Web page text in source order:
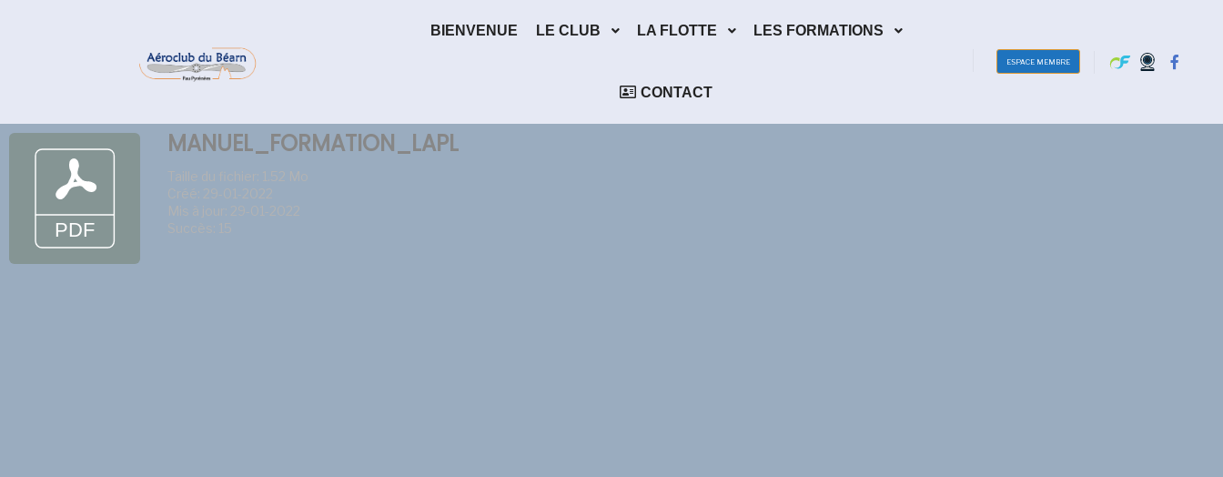
BIENVENUE LE CLUB LA FLOTTE LES FORMATIONS
CONTACT
ESPACE MEMBRE
MANUEL_FORMATION_LAPL
Taille du fichier: 1.52 Mo
Créé: 29-01-2022
Mis à jour: 29-01-2022
Succès: 15